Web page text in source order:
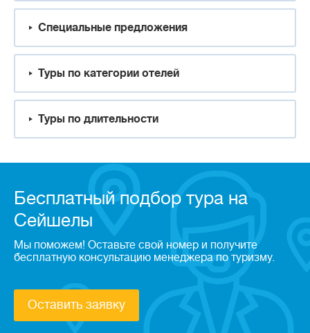
Специальные предложения
Туры по категории отелей
Туры по длительности
Бесплатный подбор тура на
Сейшелы
Мы поможем! Оставьте свой номер и получите
бесплатную консультацию менеджера по туризму.
Оставить заявку